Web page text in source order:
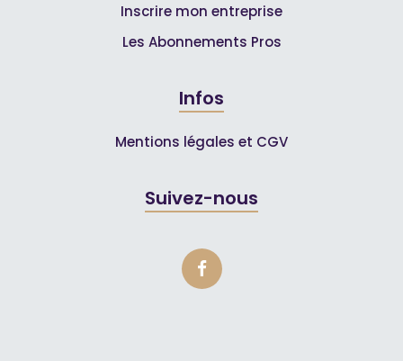
Inscrire mon entreprise
Les Abonnements Pros
Infos
Mentions légales et CGV
Suivez-nous